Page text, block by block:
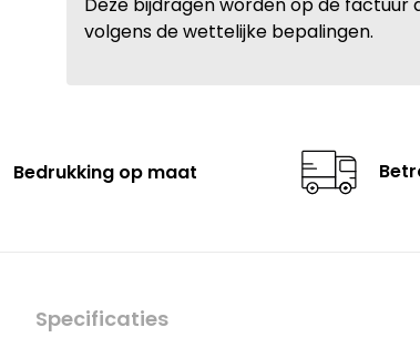
volgens de wettelijke bepalingen.
Bedrukking op maat
Specificaties